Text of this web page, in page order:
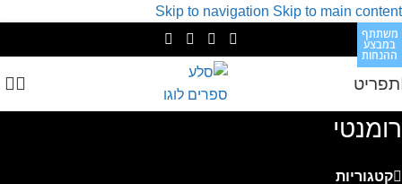
Skip to navigation Skip to main content
תפריט
רומנטי
קטגוריות
משתתף
במבצע
ההנחות